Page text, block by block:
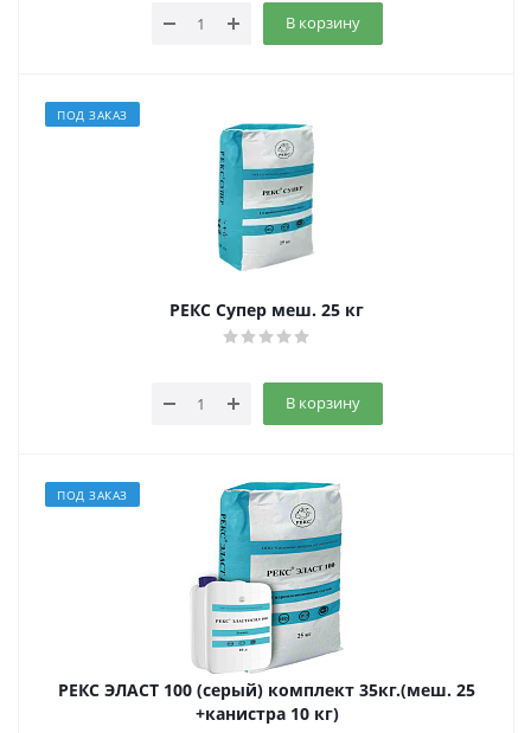
В корзину
ПОД ЗАКАЗ
РЕКС Супер меш. 25 кг
В корзину
ПОД ЗАКАЗ
РЕКС ЭЛАСТ 100 (серый) комплект 35кг.(меш. 25
+канистра 10 кг)